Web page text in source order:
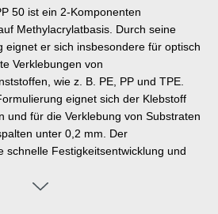
50 ist ein 2-Komponenten
Methylacrylatbasis. Durch seine
eignet er sich insbesondere für optisch
Verklebungen von
wie z. B. PE, PP und TPE.
eignet sich der Klebstoff
und für die Verklebung von Substraten
unter 0,2 mm. Der
schnelle Festigkeitsentwicklung und
leicht thixotrop. PE-PP 50 verfügt